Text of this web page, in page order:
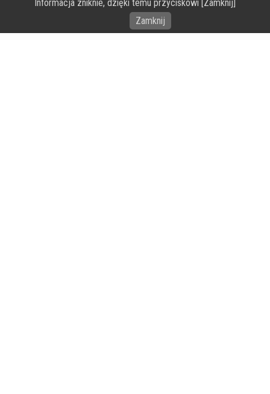
Wykonanie portalu – specjaliści stron www WordPress
Informacja zniknie, dzięki temu przyciskowi [Zamknij]
Zamknij